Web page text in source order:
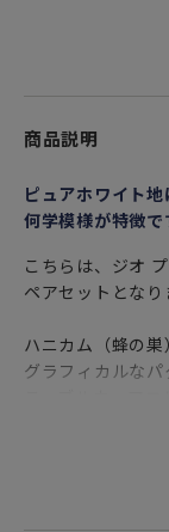
商品説明
ピュアホワイト
何学模様が特徴で
こちらは、ジオ
ペアセットとなり
ハニカム（蜂の
グラフィカルな